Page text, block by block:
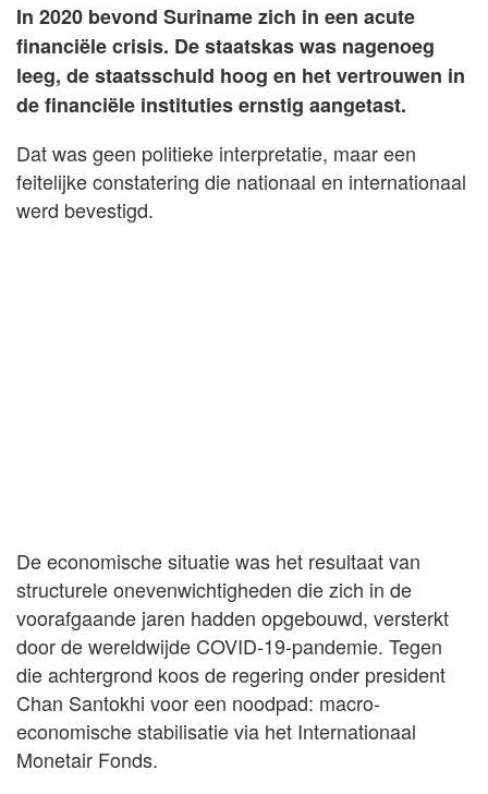
In 2020 bevond Suriname zich in een acute
financiële crisis. De staatskas was nagenoeg
leeg, de staatsschuld hoog en het vertrouwen in
de financiële instituties ernstig aangetast.
Dat was geen politieke interpretatie, maar een
feitelijke constatering die nationaal en internationaal
werd bevestigd.
De economische situatie was het resultaat van
structurele onevenwichtigheden die zich in de
voorafgaande jaren hadden opgebouwd, versterkt
door de wereldwijde COVID-19-pandemie. Tegen
die achtergrond koos de regering onder president
Chan Santokhi voor een noodpad: macro-
economische stabilisatie via het Internationaal
Monetair Fonds.